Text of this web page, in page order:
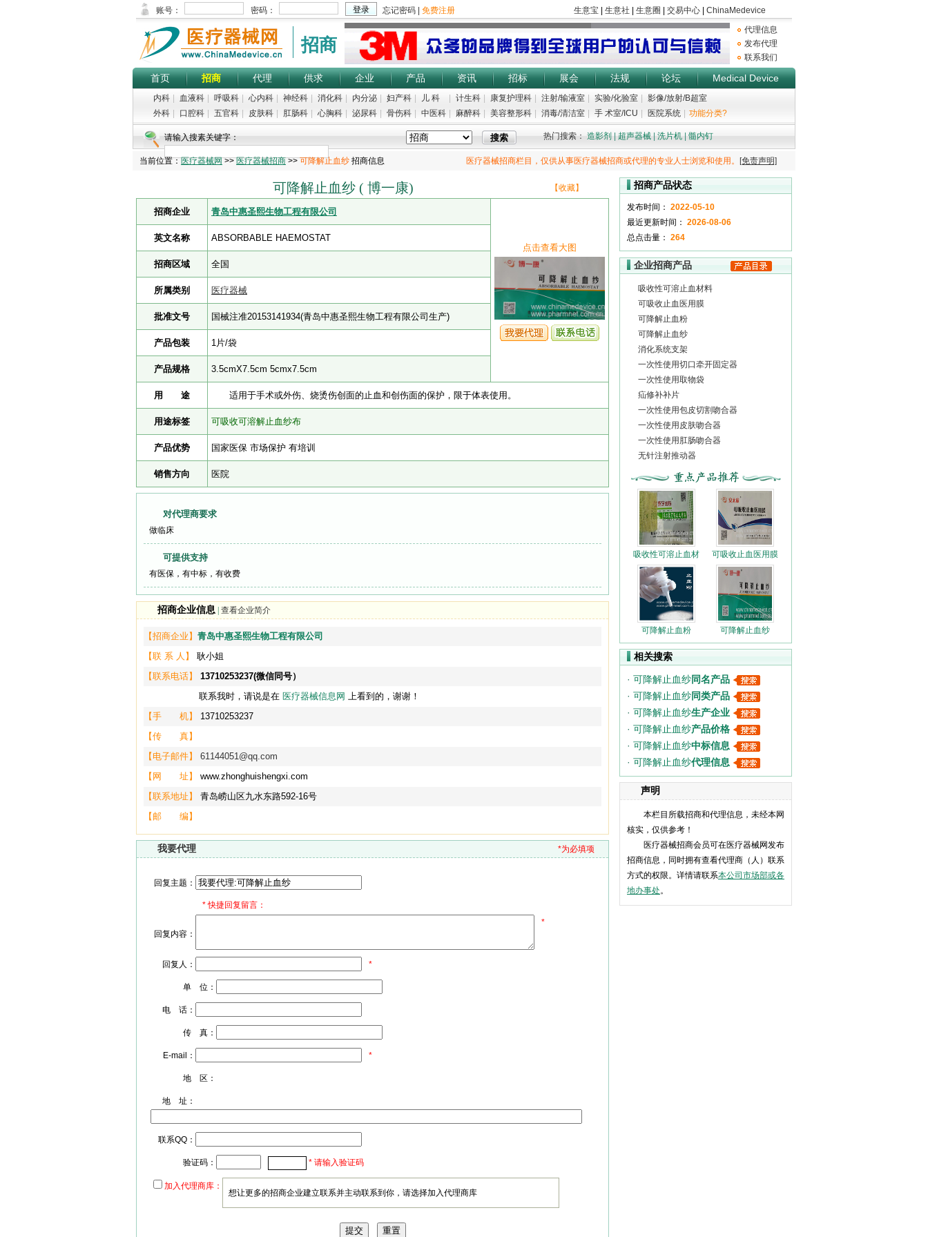
招商
代理信息
发布代理
联系我们
首页 招商 代理 供求 企业 产品 资讯 招标 展会 法规 论坛 Medical Device
内科 血液科 呼吸科 心内科 神经科 消化科 内分泌 妇产科 儿 科 计生科 康复护理科 注射/输液室 实验/化验室
影像/放射/B超室
外科
口腔科 五官科 皮肤科 肛肠科 心胸科 泌尿科 骨伤科 中医科 麻醉科 美容整形科 消毒/清洁室 手 术室/ICU 医院系统 功能分类?
请输入搜素关键字： 热门搜索： 造影剂 超声器械 洗片机 髓内钉
当前位置：医疗器械网>>医疗器械招商>>可降解止血纱 招商信息 医疗器械招商栏目，仅供从事医疗器械招商或代理的专业人士浏览和使用。 [免责声明]
可降解止血纱 ( 博一康) 【收藏】
招商企业 青岛中惠圣熙生物工程有限公司
点击查看大图
英文名称 ABSORBABLE HAEMOSTAT
招商区域 全国
所属类别 医疗器械
批准文号 国械注准20153141934(青岛中惠圣熙生物工程有限公司生产)
产品包装 1片/袋
产品规格 3.5cmX7.5cm 5cmx7.5cm
用 途 适用于手术或外伤、烧烫伤创面的止血和创伤面的保护，限于体表使用。
用途标签 可吸收可溶解止血纱布
产品优势 国家医保 市场保护 有培训
销售方向 医院
对代理商要求
做临床
可提供支持
有医保，有中标，有收费
招商企业信息 查看企业简介
【招商企业】 青岛中惠圣熙生物工程有限公司
【联 系 人】
耿小姐
【联系电话】
13710253237(微信同号）
联系我时，请说是在 医疗器械信息网 上看到的，谢谢！
【手 机】
13710253237
【传 真】
【电子邮件】
61144051@qq.com
【网 址】
www.zhonghuishengxi.com
【联系地址】
青岛崂山区九水东路592-16号
【邮 编】
我要代理 *为必填项
回复主题：
*快捷回复留言：
回复内容：
*
回复人： *
单 位：
电 话：
传 真：
E-mail： *
地 区：
地 址：
联系QQ：
验证码： * 请输入验证码
加入代理商库：
想让更多的招商企业建立联系并主动联系到你，请选择加入代理商库
招商产品状态
发布时间： 2022-05-10
最近更新时间： 2026-08-06
总点击量： 264
企业招商产品
吸收性可溶止血材料
可吸收止血医用膜
可降解止血粉
可降解止血纱
消化系统支架
一次性使用切口牵开固定器
一次性使用取物袋
疝修补补片
一次性使用包皮切割吻合器
一次性使用皮肤吻合器
一次性使用肛肠吻合器
无针注射推动器
吸收性可溶止血材 可吸收止血医用膜
可降解止血粉 可降解止血纱
相关搜索
· 可降解止血纱同名产品
· 可降解止血纱同类产品
· 可降解止血纱生产企业
· 可降解止血纱产品价格
· 可降解止血纱中标信息
· 可降解止血纱代理信息
声明
本栏目所载招商和代理信息，未经本网
核实，仅供参考！
医疗器械招商会员可在医疗器械网发布
招商信息，同时拥有查看代理商（人）联系
方式的权限。详情请联系本公司市场部或各
地办事处。